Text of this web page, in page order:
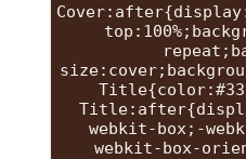
webkit-box;-
webkit-box-